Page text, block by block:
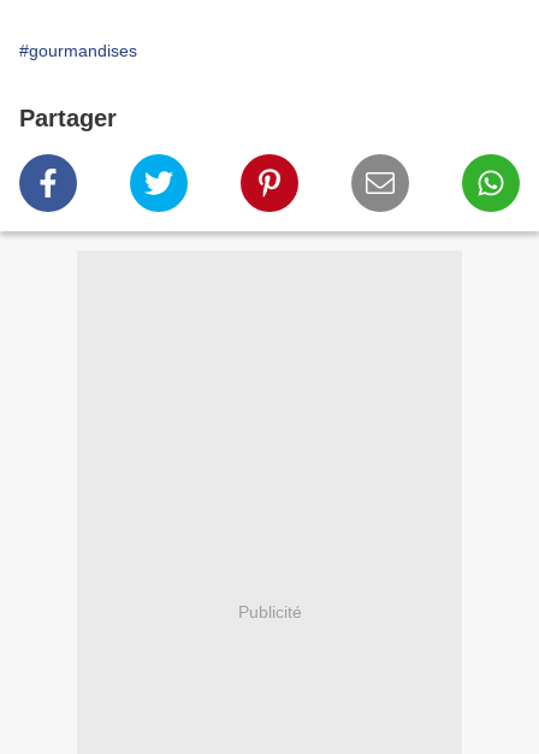
#gourmandises
Partager
Publicité